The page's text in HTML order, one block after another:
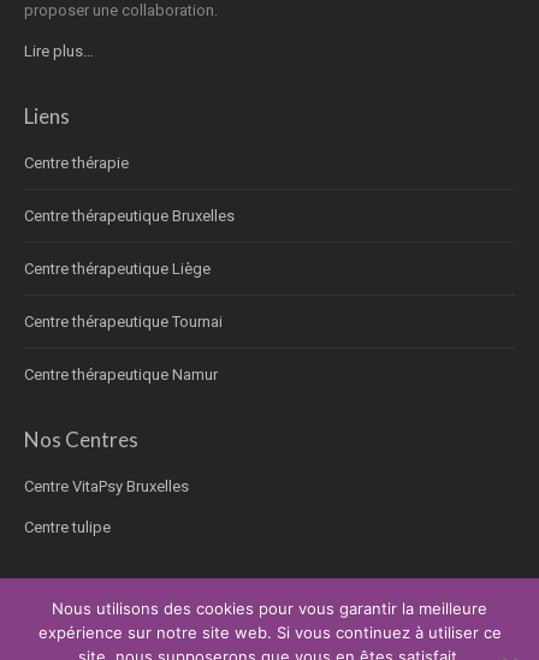
proposer une collaboration.
Lire plus…
Liens
Centre thérapie
Centre thérapeutique Bruxelles
Centre thérapeutique Liège
Centre thérapeutique Tournai
Centre thérapeutique Namur
Nos Centres
Centre VitaPsy Bruxelles
Centre tulipe
Copyright © 2026.Thérapie pour les personnes âgéesTous droits réservés.
Nous utilisons des cookies pour vous garantir la meilleure
expérience sur notre site web. Si vous continuez à utiliser ce